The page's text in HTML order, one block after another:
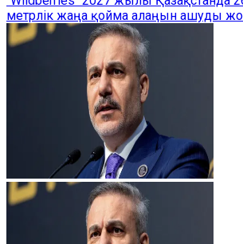
метрлік жаңа қойма алаңын ашуды